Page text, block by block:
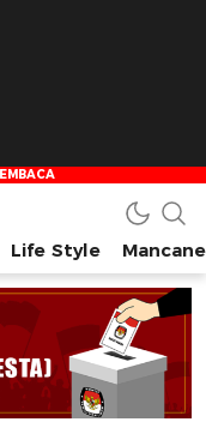
Life Style